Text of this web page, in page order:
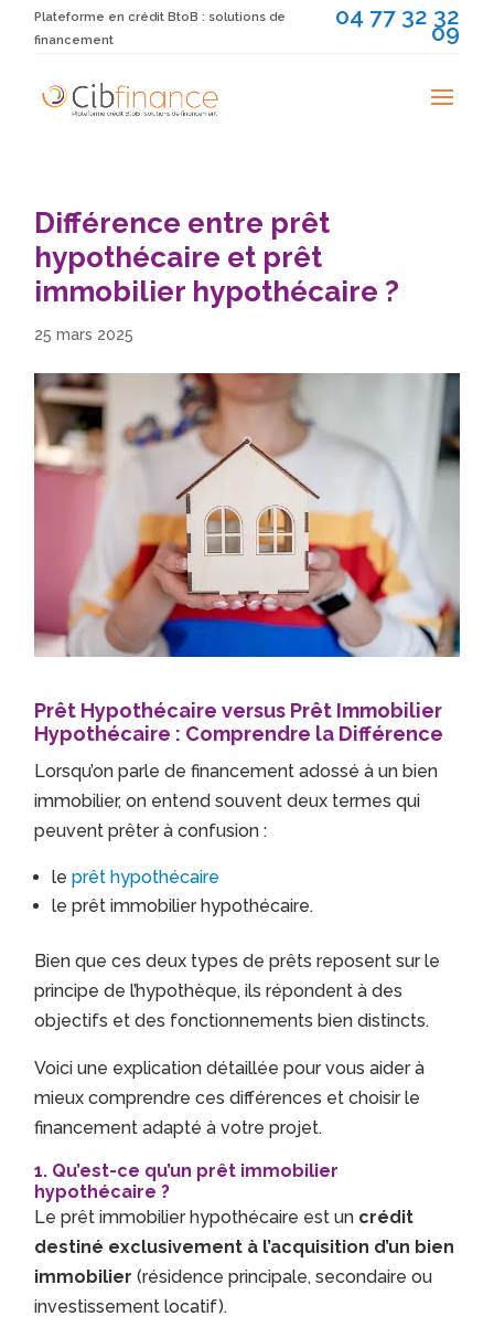
Plateforme en crédit BtoB : solutions de
financement
04 77 32 32
09
Différence entre prêt
hypothécaire et prêt
immobilier hypothécaire ?
25 mars 2025
Prêt Hypothécaire versus Prêt Immobilier
Hypothécaire : Comprendre la Différence
Lorsqu’on parle de financement adossé à un bien
immobilier, on entend souvent deux termes qui
peuvent prêter à confusion :
leprêt hypothécaire
le prêt immobilier hypothécaire.
Bien que ces deux types de prêts reposent sur le
principe de l’hypothèque, ils répondent à des
objectifs et des fonctionnements bien distincts.
Voici une explication détaillée pour vous aider à
mieux comprendre ces différences et choisir le
financement adapté à votre projet.
1. Qu’est-ce qu’un prêt immobilier
hypothécaire ?
Le prêt immobilier hypothécaire est un crédit
destiné exclusivement à l’acquisition d’un bien
immobilier (résidence principale, secondaire ou
investissement locatif).